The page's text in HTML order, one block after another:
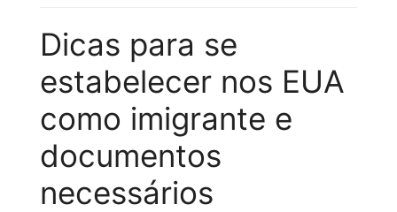
Dicas para se
estabelecer nos EUA
como imigrante e
documentos
necessários